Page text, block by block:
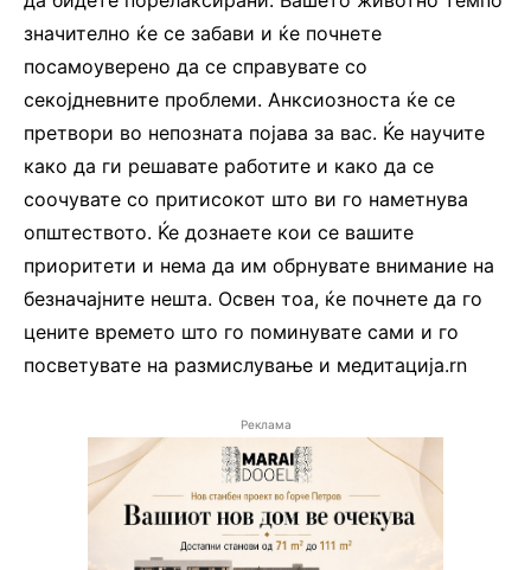
значително ќе се забави и ќе почнете
посамоуверено да се справувате со
секојдневните проблеми. Анксиозноста ќе се
претвори во непозната појава за вас. Ќе научите
како да ги решавате работите и како да се
соочувате со притисокот што ви го наметнува
општеството. Ќе дознаете кои се вашите
приоритети и нема да им обрнувате внимание на
безначајните нешта. Освен тоа, ќе почнете да го
цените времето што го поминувате сами и го
посветувате на размислување и медитација.rn
Реклама